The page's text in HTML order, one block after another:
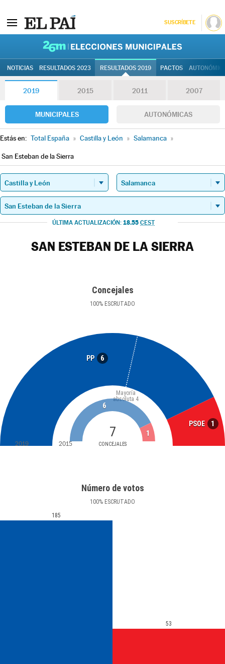
SUSCRÍBETE
NOTICIAS RESULTADOS 2023 RESULTADOS 2019 PACTOS
2019 2015 2011 2007
MUNICIPALES AUTONÓMICAS
Estás en: Total España » Castilla y León » Salamanca »
San Esteban de la Sierra
ÚLTIMA ACTUALIZACIÓN: 18.55 CEST
SAN ESTEBAN DE LA SIERRA
Concejales
100% ESCRUTADO
PP 6
PSOE 1
7
CONCEJALES
Mayoría
absoluta 4
6
1
2019 2015
Número de votos
100% ESCRUTADO
185
53